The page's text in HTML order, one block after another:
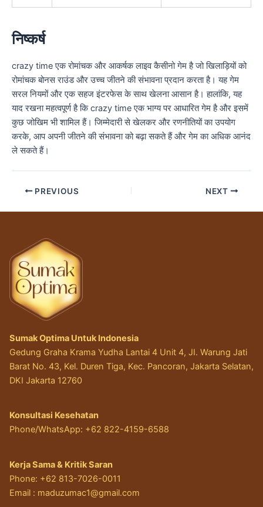
निष्कर्ष
crazy time एक रोमांचक और आकर्षक लाइव कैसीनो गेम है जो खिलाड़ियों को
रोमांचक बोनस राउंड और उच्च जीतने की संभावना प्रदान करता है। यह गेम
सरल नियमों और एक सहज इंटरफेस के साथ खेलना आसान है। हालांकि, यह
याद रखना महत्वपूर्ण है कि crazy time एक भाग्य पर आधारित गेम है और इसमें
कुछ जोखिम भी शामिल हैं। जिम्मेदारी से खेलकर और रणनीतियों का उपयोग
करके, आप अपनी जीतने की संभावना को बढ़ा सकते हैं और गेम का अधिक आनंद
ले सकते हैं।
PREVIOUS NEXT
Sumak Optima Untuk Indonesia
Gedung Graha Krama Yudha Lantai 4 Unit 4, JI. Warung Jati
Barat No. 43, Kel. Duren Tiga, Kec. Pancoran, Jakarta Selatan,
DKI Jakarta 12760
Konsultasi Kesehatan
Phone/WhatsApp: +62 822-4159-6588
Kerja Sama & Kritik Saran
Phone: +62 813-7026-0011
Email : maduzumac1@gmail.com